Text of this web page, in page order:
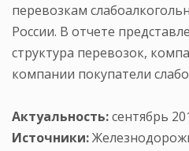
перевозкам
России. В отчете
структура перевозок,
компании покупатели
Актуальность:сентябрь
Источники: